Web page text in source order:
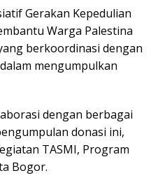
Gerakan Kepedulian
Warga Palestina
berkoordinasi dengan
mengumpulkan
dengan berbagai
donasi ini,
TASMI, Program
Bogor.